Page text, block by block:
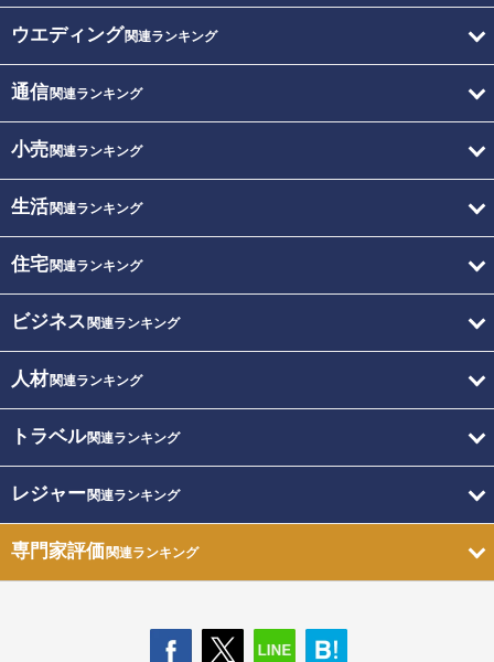
ウエディング関連ランキング
通信関連ランキング
小売関連ランキング
生活関連ランキング
住宅関連ランキング
ビジネス 関連ランキング
人材関連ランキング
トラベル関連ランキング
レジャー関連ランキング
専門家評価関連ランキング